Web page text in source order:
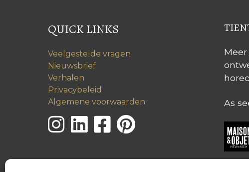
QUICK LINKS
Veelgestelde vragen
Nieuwsbrief
Verhalen
Privacybeleid
Algemene voorwaarden
As